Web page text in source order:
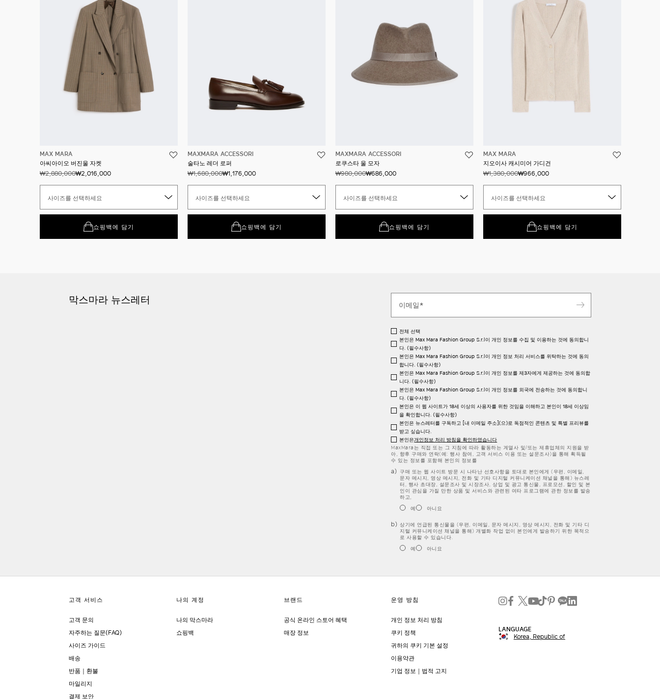
MAX MARA
아씨아이오 버진울 자켓
₩2,880,000₩2,016,000
사이즈를 선택하세요
쇼핑백에 담기
MAXMARA ACCESSORI
술타노 레더 로퍼
₩1,680,000₩1,176,000
사이즈를 선택하세요
쇼핑백에 담기
MAXMARA ACCESSORI
로쿠스타 울 모자
₩980,000₩686,000
사이즈를 선택하세요
쇼핑백에 담기
MAX MARA
지오이사 캐시미어 가디건
₩1,380,000₩966,000
사이즈를 선택하세요
쇼핑백에 담기
막스마라 뉴스레터
전체 선택
본인은 Max Mara Fashion Group S.r.l이 개인 정보를 수집 및 이용하는 것에 동의합니
다. (필수사항)
본인은 Max Mara Fashion Group S.r.l이 개인 정보 처리 서비스를 위탁하는 것에 동의
합니다. (필수사항)
본인은 Max Mara Fashion Group S.r.l이 개인 정보를 제3자에게 제공하는 것에 동의합
니다. (필수사항)
본인은 Max Mara Fashion Group S.r.l이 개인 정보를 외국에 전송하는 것에 동의합니
다. (필수사항)
본인은 이 웹 사이트가 18세 이상의 사용자를 위한 것임을 이해하고 본인이 18세 이상임
을 확인합니다. (필수사항)
본인은 뉴스레터를 구독하고 [내 이메일 주소](으)로 독점적인 콘텐츠 및 특별 프리뷰를
받고 싶습니다.
본인은개인정보 처리 방침을 확인하였습니다
MaxMara는 직접 또는 그 지침에 따라 활동하는 계열사 및/또는 제휴업체의 지원을 받
아, 향후 구매와 연락(예: 행사 참여, 고객 서비스 이용 또는 설문조사)을 통해 획득될
수 있는 정보를 포함해 본인의 정보를
구매 또는 웹 사이트 방문 시 나타난 선호사항을 토대로 본인에게 (우편, 이메일,
문자 메시지, 영상 메시지, 전화 및 기타 디지털 커뮤니케이션 채널을 통해) 뉴스레
터, 행사 초대장, 설문조사 및 시장조사, 상업 및 광고 통신물, 프로모션, 할인 및 본
인이 관심을 가질 만한 상품 및 서비스와 관련된 여타 프로그램에 관한 정보를 발송
하고,
예
아니요
상기에 언급된 통신물을 (우편, 이메일, 문자 메시지, 영상 메시지, 전화 및 기타 디
지털 커뮤니케이션 채널을 통해) 개별화 작업 없이 본인에게 발송하기 위한 목적으
로 사용할 수 있습니다.
예
아니요
고객 문의
자주하는 질문(FAQ)
사이즈 가이드
배송
반품｜환불
마일리지
결제 보안
나의 막스마라
쇼핑백
공식 온라인 스토어 혜택
매장 정보
개인 정보 처리 방침
쿠키 정책
귀하의 쿠키 기본 설정
이용약관
기업 정보｜법적 고지
LANGUAGE
Korea, Republic of